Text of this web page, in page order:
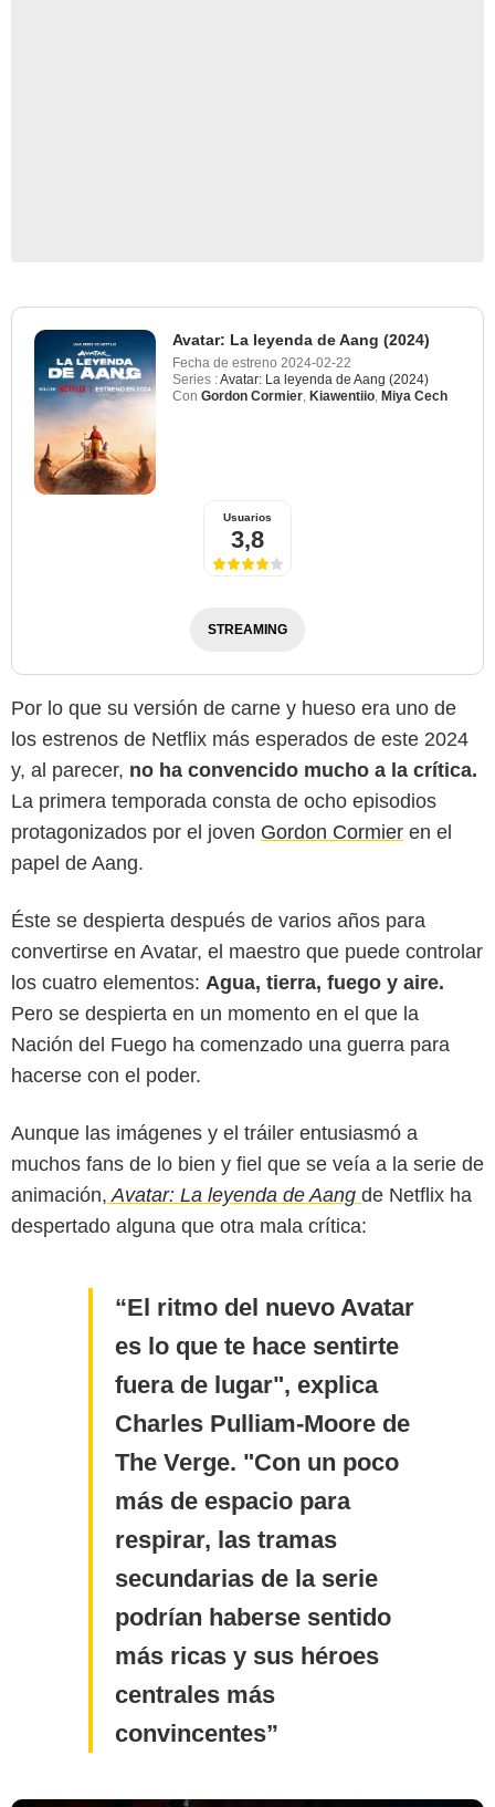
Avatar: La leyenda de Aang (2024)
Fecha de estreno 2024-02-22
Series :Avatar: La leyenda de Aang (2024)
Con Gordon Cormier Kiawentiio Miya Cech
Usuarios
3,8
STREAMING
Por lo que su versión de carne y hueso era uno de
los estrenos de Netflix más esperados de este 2024
y, al parecer, no ha convencido mucho a la crítica.
La primera temporada consta de ocho episodios
protagonizados por el joven Gordon Cormier en el
papel de Aang.
Éste se despierta después de varios años para
convertirse en Avatar, el maestro que puede controlar
los cuatro elementos: Agua, tierra, fuego y aire.
Pero se despierta en un momento en el que la
Nación del Fuego ha comenzado una guerra para
hacerse con el poder.
Aunque las imágenes y el tráiler entusiasmó a
muchos fans de lo bien y fiel que se veía a la serie de
animación, Avatar: La leyenda de Aang de Netflix ha
despertado alguna que otra mala crítica:
El ritmo del nuevo Avatar
es lo que te hace sentirte
fuera de lugar", explica
Charles Pulliam-Moore de
The Verge. "Con un poco
más de espacio para
respirar, las tramas
secundarias de la serie
podrían haberse sentido
más ricas y sus héroes
centrales más
convincentes
Netflix